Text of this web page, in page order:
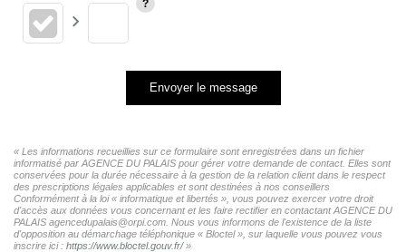
Envoyer le message
« Les informations recueillies sur ce formulaire sont enregistrées dans un fichier
informatisé par AGENCE DU PALAIS pour gérer votre demande de contact. Elles sont
conservées pour la durée nécessaire à la gestion de la relation client dans le respect
des prescriptions légales applicables et sont destinées à nos conseillers
Conformément à la loi « informatique et libertés », vous pouvez exercer votre droit
d'accès aux données vous concernant et les faire rectifier en contactant AGENCE DU
PALAIS agencedupalais@orpi.com. Nous vous informons de l'existence de la liste
d'opposition au démarchage téléphonique « Bloctel », sur laquelle vous pouvez vous
inscrire ici : https://www.bloctel.gouv.fr/»